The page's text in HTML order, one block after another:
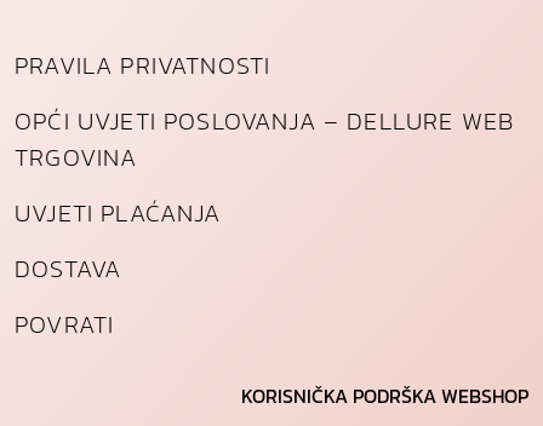
PRAVILA PRIVATNOSTI
OPĆI UVJETI POSLOVANJA – DELLURE WEB
TRGOVINA
UVJETI PLAĆANJA
DOSTAVA
POVRATI
KORISNIČKA PODRŠKA WEBSHOP